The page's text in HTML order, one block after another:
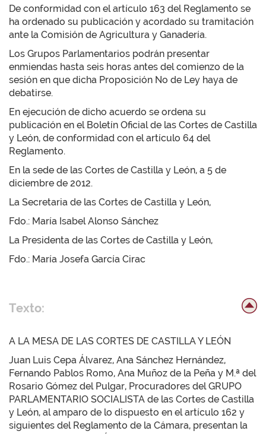
De conformidad con el artículo 163 del Reglamento se
ha ordenado su publicación y acordado su tramitación
ante la Comisión de Agricultura y Ganadería.
Los Grupos Parlamentarios podrán presentar
enmiendas hasta seis horas antes del comienzo de la
sesión en que dicha Proposición No de Ley haya de
debatirse.
En ejecución de dicho acuerdo se ordena su
publicación en el Boletín Oficial de las Cortes de Castilla
y León, de conformidad con el artículo 64 del
Reglamento.
En la sede de las Cortes de Castilla y León, a 5 de
diciembre de 2012.
La Secretaria de las Cortes de Castilla y León,
Fdo.: María Isabel Alonso Sánchez
La Presidenta de las Cortes de Castilla y León,
Fdo.: María Josefa García Cirac
Texto:
A LA MESA DE LAS CORTES DE CASTILLA Y LEÓN
Juan Luis Cepa Álvarez, Ana Sánchez Hernández,
Fernando Pablos Romo, Ana Muñoz de la Peña y M.ª del
Rosario Gómez del Pulgar, Procuradores del GRUPO
PARLAMENTARIO SOCIALISTA de las Cortes de Castilla
y León, al amparo de lo dispuesto en el artículo 162 y
siguientes del Reglamento de la Cámara, presentan la